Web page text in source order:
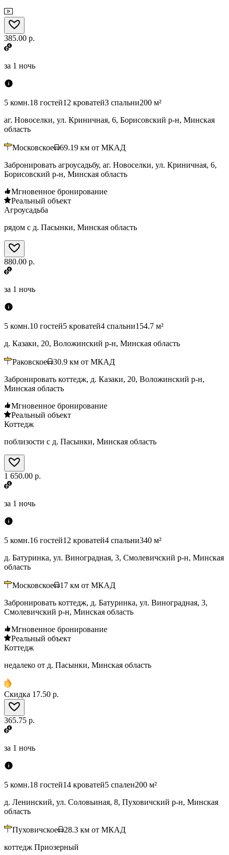
385.00 р.
за 1 ночь
5 комн.18 гостей12 кроватей3 спальни200 м²
аг. Новоселки, ул. Криничная, 6, Борисовский р-н, Минская
область
Московское 69.19 км от МКАД
Забронировать агроусадьбу, аг. Новоселки, ул. Криничная, 6,
Борисовский р-н, Минская область
Мгновенное бронирование
Реальный объект
Агроусадьба
рядом с д. Пасынки, Минская область
880.00 р.
за 1 ночь
5 комн.10 гостей5 кроватей4 спальни154.7 м²
д. Казаки, 20, Воложинский р-н, Минская область
Раковское 30.9 км от МКАД
Забронировать коттедж, д. Казаки, 20, Воложинский р-н,
Минская область
Мгновенное бронирование
Реальный объект
Коттедж
поблизости с д. Пасынки, Минская область
1 650.00 р.
за 1 ночь
5 комн.16 гостей12 кроватей4 спальни340 м²
д. Батуринка, ул. Виноградная, 3, Смолевичский р-н, Минская
область
Московское 17 км от МКАД
Забронировать коттедж, д. Батуринка, ул. Виноградная, 3,
Смолевичский р-н, Минская область
Мгновенное бронирование
Реальный объект
Коттедж
недалеко от д. Пасынки, Минская область
Скидка 17.50 р.
365.75 р.
за 1 ночь
5 комн.18 гостей14 кроватей5 спален200 м²
д. Ленинский, ул. Соловьиная, 8, Пуховичский р-н, Минская
область
Пуховичское 28.3 км от МКАД
коттедж Приозерный